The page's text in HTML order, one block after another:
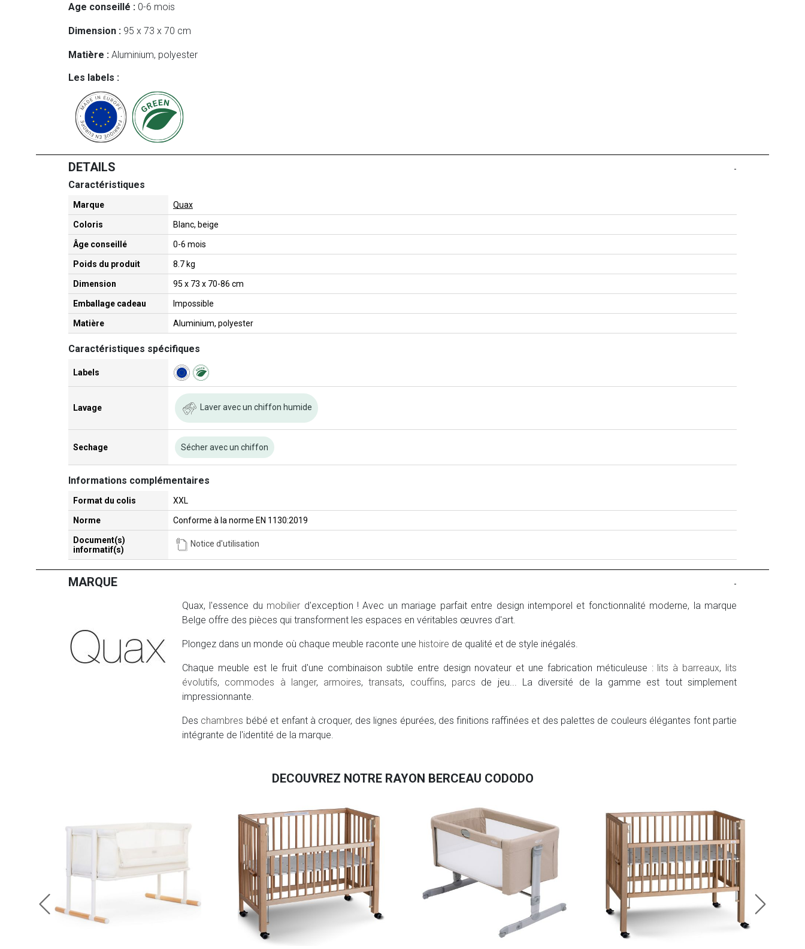
Age conseillé : 0-6 mois
Dimension : 95 x 73 x 70 cm
Matière : Aluminium, polyester
Les labels :
DETAILS -
Caractéristiques
Marque Quax
Coloris Blanc, beige
Âge conseillé 0-6 mois
Poids du produit 8.7 kg
Dimension 95 x 73 x 70-86 cm
Emballage cadeau Impossible
Matière Aluminium, polyester
Caractéristiques spécifiques
Labels
Lavage Laver avec un chiffon humide
Sechage Sécher avec un chiffon
Informations complémentaires
Format du colis XXL
Norme Conforme à la norme EN 1130:2019
Document(s)
informatif(s)
Notice d'utilisation
MARQUE -
Quax, l'essence du mobilier d'exception ! Avec un mariage parfait entre design intemporel et fonctionnalité moderne, la marque
Belge offre des pièces qui transforment les espaces en véritables œuvres d'art.
Plongez dans un monde où chaque meuble raconte une histoire de qualité et de style inégalés.
Chaque meuble est le fruit d'une combinaison subtile entre design novateur et une fabrication méticuleuse : lits à barreaux, lits
évolutifs, commodes à langer, armoires,transats, couffins, parcs de jeu... La diversité de la gamme est tout simplement
impressionnante.
Des chambres bébé et enfant à croquer, des lignes épurées, des finitions raffinées et des palettes de couleurs élégantes font partie
intégrante de l'identité de la marque.
DECOUVREZ NOTRE RAYON BERCEAU CODODO